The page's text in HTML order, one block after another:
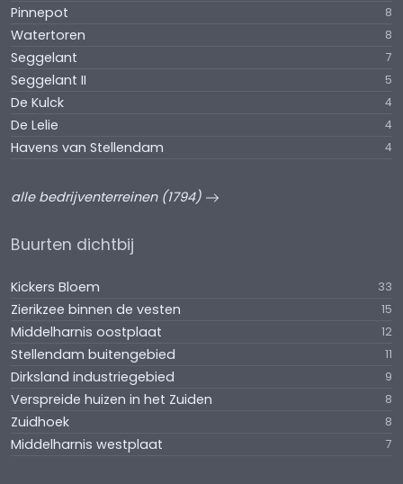
Pinnepot 8
Watertoren 8
Seggelant 7
Seggelant II 5
De Kulck 4
De Lelie 4
Havens van Stellendam 4
alle bedrijventerreinen (1794)
Buurten dichtbij
Kickers Bloem 33
Zierikzee binnen de vesten 15
Middelharnis oostplaat 12
Stellendam buitengebied 11
Dirksland industriegebied 9
Verspreide huizen in het Zuiden 8
Zuidhoek 8
Middelharnis westplaat 7